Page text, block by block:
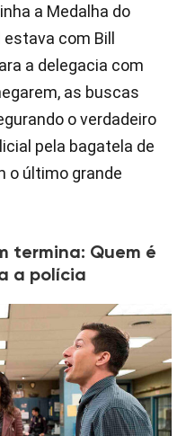
a Medalha do
estava com Bill
a delegacia com
as buscas
o verdadeiro
pela bagatela de
o último grande
termina: Quem é
a polícia